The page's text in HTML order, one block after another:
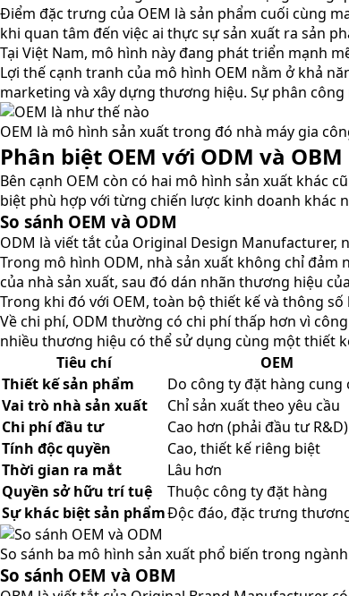
Điểm đặc trưng của OEM là sản phẩm cuối cùng
khi quan tâm đến việc ai thực sự sản xuất ra sản
Tại Việt Nam, mô hình này đang phát triển mạnh
Lợi thế cạnh tranh của mô hình OEM nằm ở khả
marketing và xây dựng thương hiệu. Sự phân
OEM là mô hình sản xuất trong đó nhà máy gia
Phân biệt OEM với ODM và OBM
Bên cạnh OEM còn có hai mô hình sản xuất khác
biệt phù hợp với từng chiến lược kinh doanh khác
So sánh OEM và ODM
ODM là viết tắt của Original Design Manufacturer,
Trong mô hình ODM, nhà sản xuất không chỉ đảm
của nhà sản xuất, sau đó dán nhãn thương hiệu
Trong khi đó với OEM, toàn bộ thiết kế và thông
Về chi phí, ODM thường có chi phí thấp hơn vì
nhiều thương hiệu có thể sử dụng cùng một thiết
Tiêu chí
OEM
Thiết kế sản phẩm
Do công ty đặt hàng cung
Vai trò nhà sản xuất
Chỉ sản xuất theo yêu cầu
Chi phí đầu tư
Cao hơn (phải đầu tư R&D)
Tính độc quyền
Cao, thiết kế riêng biệt
Thời gian ra mắt
Lâu hơn
Quyền sở hữu trí tuệ
Thuộc công ty đặt hàng
Sự khác biệt sản phẩmĐộc đáo, đặc trưng
So sánh ba mô hình sản xuất phổ biến trong
So sánh OEM và OBM